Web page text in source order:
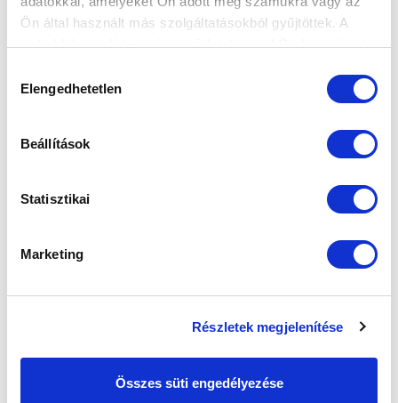
Ön által használt más szolgáltatásokból gyűjtöttek. A
weboldalon való böngészés folytatásával Ön hozzájárul a
kiválasztása
Elengedhetetlen
Beállítások
Statisztikai
Marketing
Részletek megjelenítése
Összes süti engedélyezése
Vezetőedzőnk, Horváth Dávid beszélt a hétfői, DVTK
elleni rangadóról.
NÉMETH: „NAGYON SZÁMÍTUNK A
SZURKOLÓINK TÁMOGATÁSÁRA IS A
RANGADÓN” (VIDEÓ)